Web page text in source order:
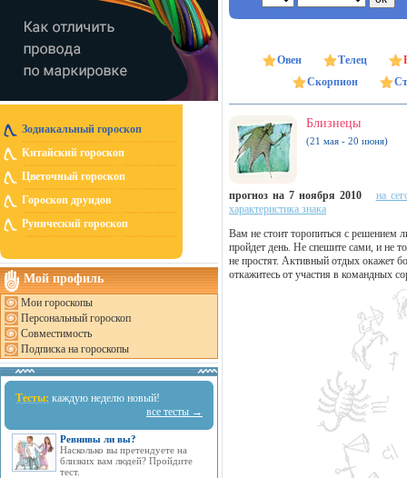
Зодиакальный гороскоп
Китайский гороскоп
Цветочный гороскоп
Гороскоп друидов
Рунический гороскоп
Мой профиль
Мои гороскопы
Персональный гороскоп
Совместимость
Подписка на гороскопы
Тесты: каждую неделю новый!
все тесты →
Ревнивы ли вы?
Насколько вы претендуете на
близких вам людей? Пройдите
тест.
Овен Телец
Скорпион
Близнецы
(21 мая - 20 июня)
прогноз на 7 ноября 2010
на
характеристика знака
Вам не стоит торопиться с решением
пройдет день. Не спешите сами, и не
не простят. Активный отдых окажет
откажитесь от участия в командных